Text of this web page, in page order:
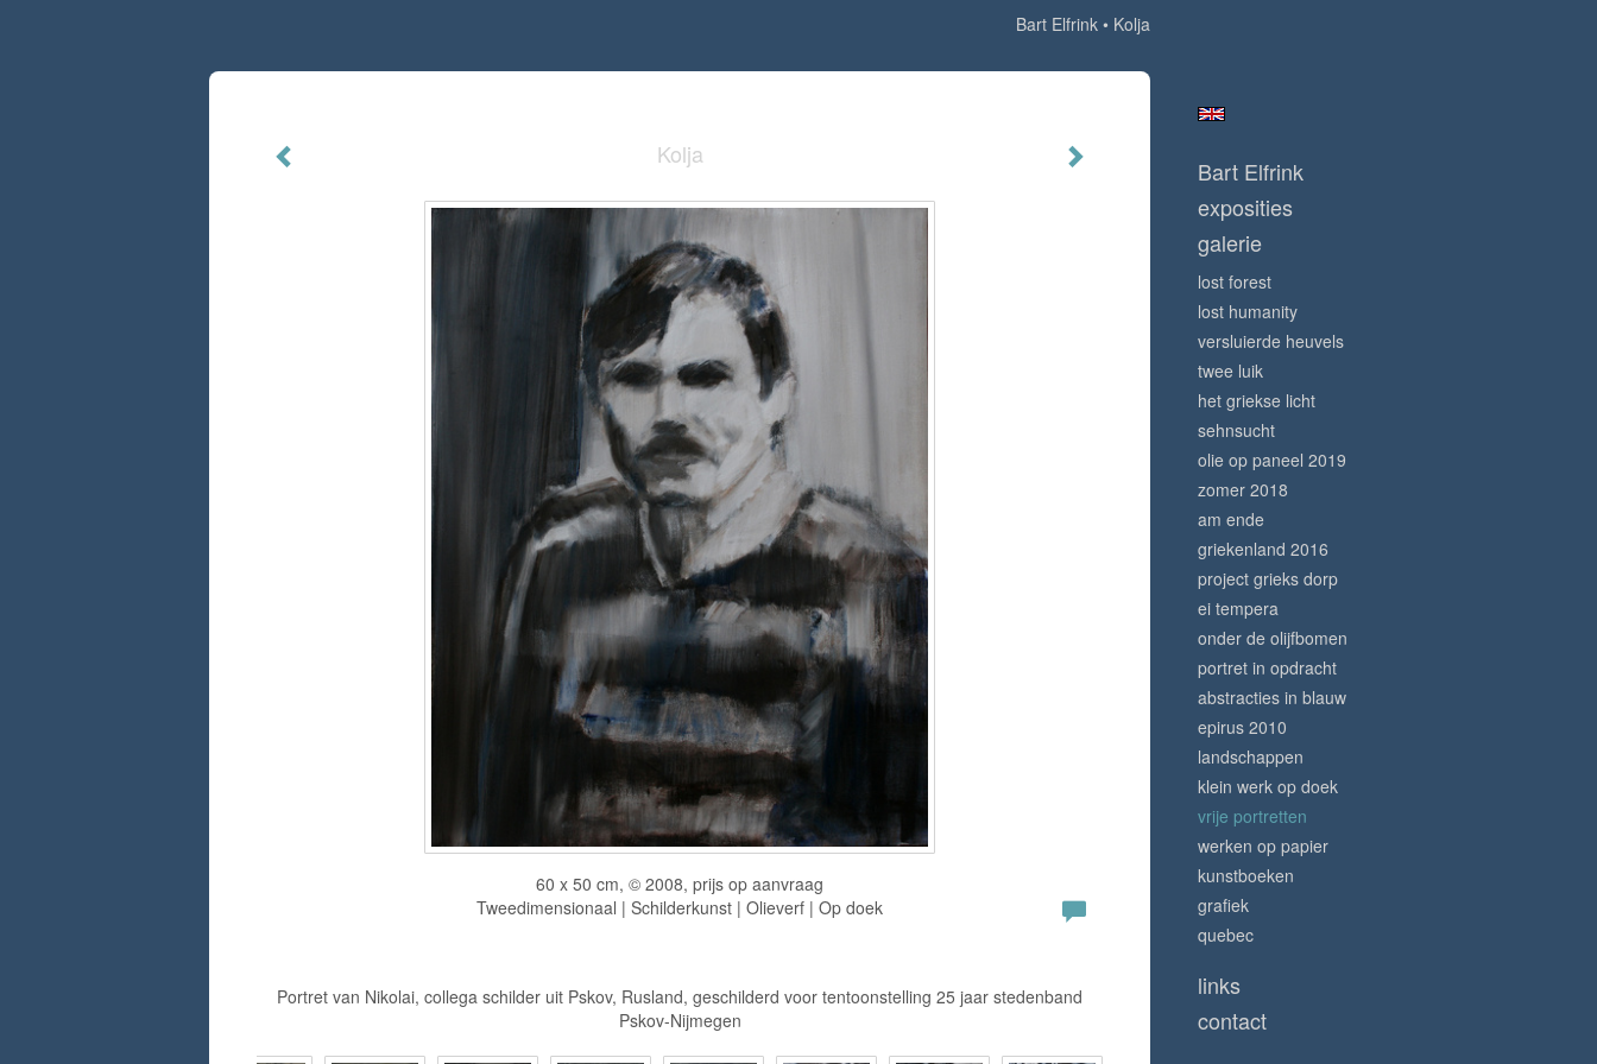
Bart Elfrink Kolja
Kolja
60 x 50 cm, © 2008, prijs op aanvraag
Tweedimensionaal | Schilderkunst | Olieverf | Op doek
Portret van Nikolai, collega schilder uit Pskov, Rusland, geschilderd voor tentoonstelling 25 jaar stedenband
Pskov-Nijmegen
Bart Elfrink
exposities
galerie
lost forest
lost humanity
versluierde heuvels
twee luik
het griekse licht
sehnsucht
olie op paneel 2019
zomer 2018
am ende
griekenland 2016
project grieks dorp
ei tempera
onder de olijfbomen
portret in opdracht
abstracties in blauw
epirus 2010
landschappen
klein werk op doek
vrije portretten
werken op papier
kunstboeken
grafiek
quebec
links
contact